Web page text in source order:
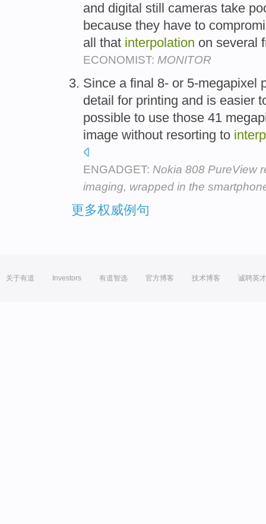
and digital still cameras take
because they have to
all that interpolation on several
ECONOMIST: MONITOR
Since a final 8- or 5-megapixel
detail for printing and is easier
possible to use those 41
image without resorting to
ENGADGET: Nokia 808 PureView
imaging, wrapped in the
更多权威例句
关于有道 Investors 有道智选 官方博客 技术博客 诚聘英才